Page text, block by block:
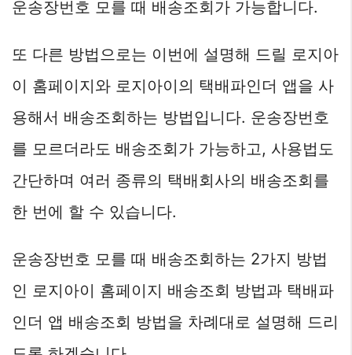
운송장번호 모를 때 배송조회가 가능합니다.
또 다른 방법으로는 이번에 설명해 드릴 로지아
이 홈페이지와 로지아이의 택배파인더 앱을 사
용해서 배송조회하는 방법입니다. 운송장번호
를 모르더라도 배송조회가 가능하고, 사용법도
간단하며 여러 종류의 택배회사의 배송조회를
한 번에 할 수 있습니다.
운송장번호 모를 때 배송조회하는 2가지 방법
인 로지아이 홈페이지 배송조회 방법과 택배파
인더 앱 배송조회 방법을 차례대로 설명해 드리